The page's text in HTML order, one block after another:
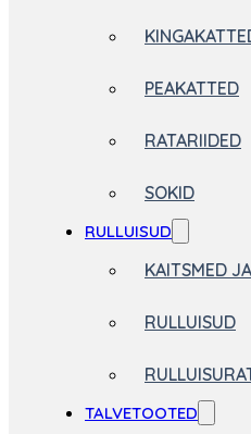
PEAKATTED
RATARIIDED
SOKID
RULLUISUD
KAITSMED
RULLUISUD
TALVETOOTED